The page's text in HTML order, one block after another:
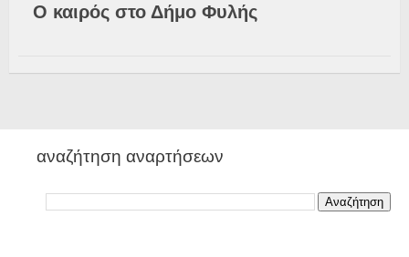
Ο καιρός στο Δήμο Φυλής
αναζήτηση αναρτήσεων